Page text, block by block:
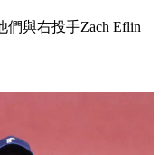
們與右投手Zach Eflin